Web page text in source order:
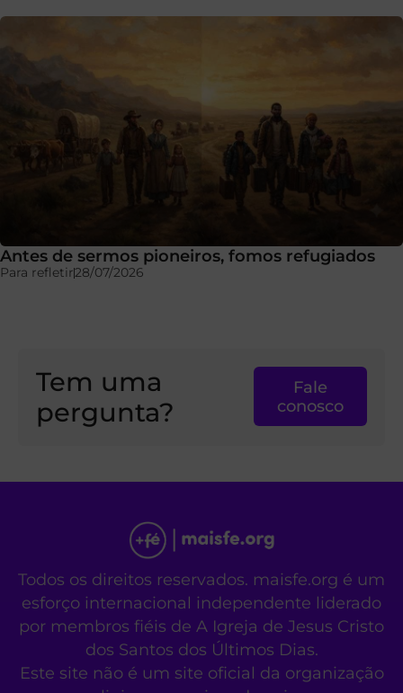
Antes de sermos pioneiros, fomos refugiados
Para refletir28/07/2026
Tem uma
pergunta?
Fale
conosco
Todos os direitos reservados. maisfe.org é um
esforço internacional independente liderado
por membros fiéis de A Igreja de Jesus Cristo
dos Santos dos Últimos Dias.
Este site não é um site oficial da organização